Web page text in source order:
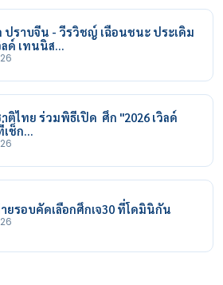
ราบจีน - วีรวิชญ์ เฉือนชนะ ประเดิม
ด์ เทนนิส…
ติไทย ร่วมพิธีเปิด ศึก "2026 เวิลด์
เช็ก…
ยรอบคัดเลือกศึกเจ30 ที่โดมินิกัน